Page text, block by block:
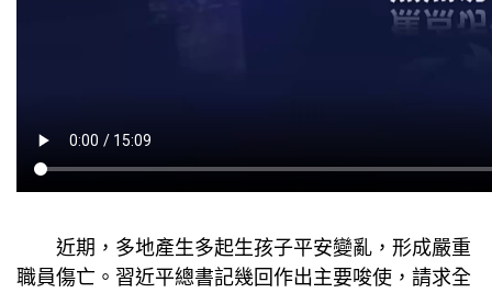
近期，多地產生多起生孩子平安變亂，形成嚴重
職員傷亡。習近平總書記幾回作出主要唆使，請求全